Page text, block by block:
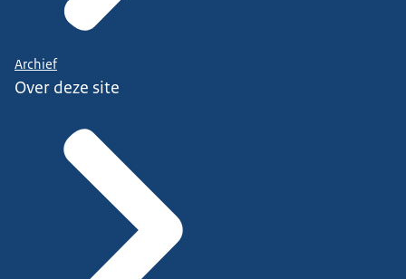
Archief
Over deze site